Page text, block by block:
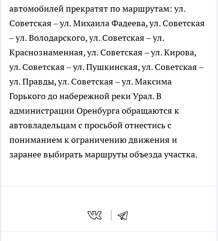
автомобилей прекратят по маршрутам: ул.
Советская – ул. Михаила Фадеева, ул. Советская
– ул. Володарского, ул. Советская – ул.
Краснознаменная, ул. Советская – ул. Кирова,
ул. Советская – ул. Пушкинская, ул. Советская –
ул. Правды, ул. Советская – ул. Максима
Горького до набережной реки Урал. В
администрации Оренбурга обращаются к
автовладельцам с просьбой отнестись с
пониманием к ограничению движения и
заранее выбирать маршруты объезда участка.